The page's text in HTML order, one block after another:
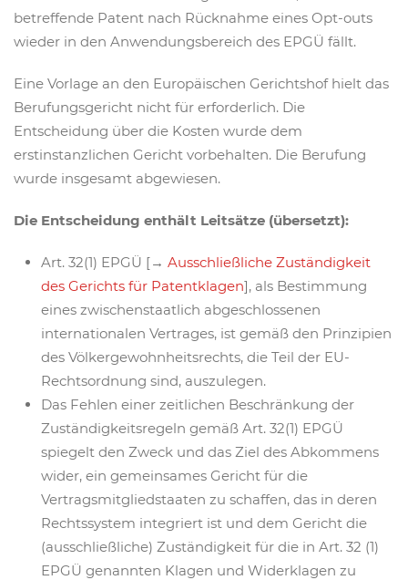
betreffende Patent nach Rücknahme eines Opt-outs
wieder in den Anwendungsbereich des EPGÜ fällt.
Eine Vorlage an den Europäischen Gerichtshof hielt das
Berufungsgericht nicht für erforderlich. Die
Entscheidung über die Kosten wurde dem
erstinstanzlichen Gericht vorbehalten. Die Berufung
wurde insgesamt abgewiesen.
Die Entscheidung enthält Leitsätze (übersetzt):
Art. 32(1) EPGÜ [→ Ausschließliche Zuständigkeit
des Gerichts für Patentklagen], als Bestimmung
eines zwischenstaatlich abgeschlossenen
internationalen Vertrages, ist gemäß den Prinzipien
des Völkergewohnheitsrechts, die Teil der EU-
Rechtsordnung sind, auszulegen.
Das Fehlen einer zeitlichen Beschränkung der
Zuständigkeitsregeln gemäß Art. 32(1) EPGÜ
spiegelt den Zweck und das Ziel des Abkommens
wider, ein gemeinsames Gericht für die
Vertragsmitgliedstaaten zu schaffen, das in deren
Rechtssystem integriert ist und dem Gericht die
(ausschließliche) Zuständigkeit für die in Art. 32 (1)
EPGÜ genannten Klagen und Widerklagen zu